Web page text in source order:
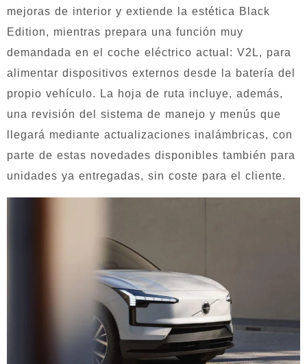
mejoras de interior y extiende la estética Black
Edition, mientras prepara una función muy
demandada en el coche eléctrico actual: V2L, para
alimentar dispositivos externos desde la batería del
propio vehículo. La hoja de ruta incluye, además,
una revisión del sistema de manejo y menús que
llegará mediante actualizaciones inalámbricas, con
parte de estas novedades disponibles también para
unidades ya entregadas, sin coste para el cliente.